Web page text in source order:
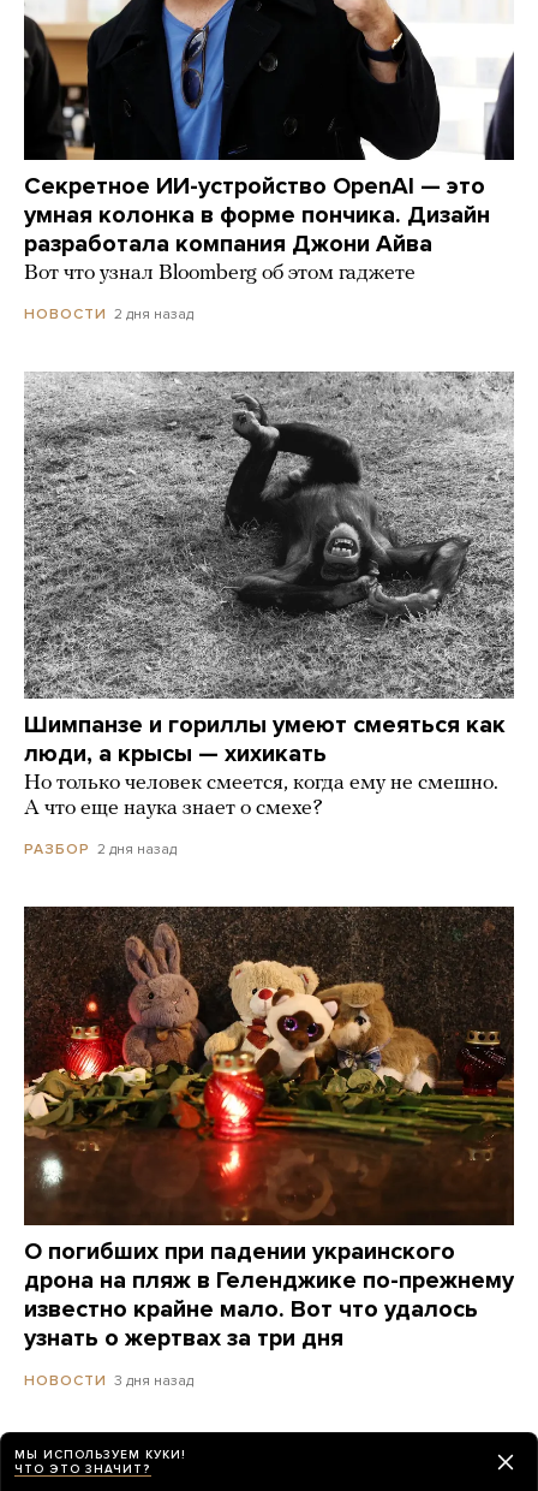
Секретное ИИ-устройство OpenAI — это
умная колонка в форме пончика. Дизайн
разработала компания Джони Айва
Вот что узнал Bloomberg об этом гаджете
НОВОСТИ 2 дня назад
Шимпанзе и гориллы умеют смеяться как
люди, а крысы — хихикать
Но только человек смеется, когда ему не смешно.
А что еще наука знает о смехе?
РАЗБОР 2 дня назад
О погибших при падении украинского
дрона на пляж в Геленджике по-прежнему
известно крайне мало. Вот что удалось
узнать о жертвах за три дня
НОВОСТИ 3 дня назад
МЫ ИСПОЛЬЗУЕМ КУКИ!
ЧТО ЭТО ЗНАЧИТ?